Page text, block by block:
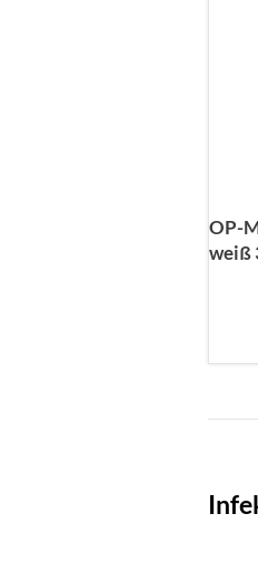
OP-
weiß